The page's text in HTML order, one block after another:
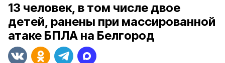
13 человек, в том числе двое
детей, ранены при массированной
атаке БПЛА на Белгород